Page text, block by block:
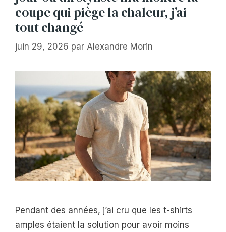
coupe qui piège la chaleur, j’ai
tout changé
juin 29, 2026 par Alexandre Morin
Pendant des années, j’ai cru que les t-shirts
amples étaient la solution pour avoir moins